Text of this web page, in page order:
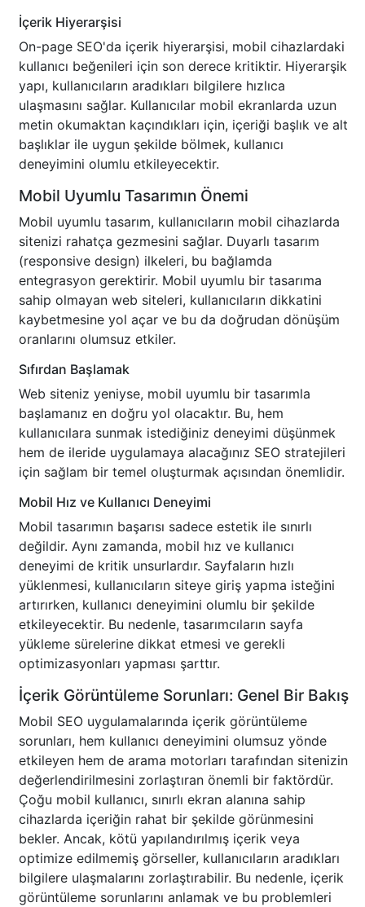
İçerik Hiyerarşisi
On-page SEO'da içerik hiyerarşisi, mobil cihazlardaki
kullanıcı beğenileri için son derece kritiktir. Hiyerarşik
yapı, kullanıcıların aradıkları bilgilere hızlıca
ulaşmasını sağlar. Kullanıcılar mobil ekranlarda uzun
metin okumaktan kaçındıkları için, içeriği başlık ve alt
başlıklar ile uygun şekilde bölmek, kullanıcı
deneyimini olumlu etkileyecektir.
Mobil Uyumlu Tasarımın Önemi
Mobil uyumlu tasarım, kullanıcıların mobil cihazlarda
sitenizi rahatça gezmesini sağlar. Duyarlı tasarım
(responsive design) ilkeleri, bu bağlamda
entegrasyon gerektirir. Mobil uyumlu bir tasarıma
sahip olmayan web siteleri, kullanıcıların dikkatini
kaybetmesine yol açar ve bu da doğrudan dönüşüm
oranlarını olumsuz etkiler.
Sıfırdan Başlamak
Web siteniz yeniyse, mobil uyumlu bir tasarımla
başlamanız en doğru yol olacaktır. Bu, hem
kullanıcılara sunmak istediğiniz deneyimi düşünmek
hem de ileride uygulamaya alacağınız SEO stratejileri
için sağlam bir temel oluşturmak açısından önemlidir.
Mobil Hız ve Kullanıcı Deneyimi
Mobil tasarımın başarısı sadece estetik ile sınırlı
değildir. Aynı zamanda, mobil hız ve kullanıcı
deneyimi de kritik unsurlardır. Sayfaların hızlı
yüklenmesi, kullanıcıların siteye giriş yapma isteğini
artırırken, kullanıcı deneyimini olumlu bir şekilde
etkileyecektir. Bu nedenle, tasarımcıların sayfa
yükleme sürelerine dikkat etmesi ve gerekli
optimizasyonları yapması şarttır.
İçerik Görüntüleme Sorunları: Genel Bir Bakış
Mobil SEO uygulamalarında içerik görüntüleme
sorunları, hem kullanıcı deneyimini olumsuz yönde
etkileyen hem de arama motorları tarafından sitenizin
değerlendirilmesini zorlaştıran önemli bir faktördür.
Çoğu mobil kullanıcı, sınırlı ekran alanına sahip
cihazlarda içeriğin rahat bir şekilde görünmesini
bekler. Ancak, kötü yapılandırılmış içerik veya
optimize edilmemiş görseller, kullanıcıların aradıkları
bilgilere ulaşmalarını zorlaştırabilir. Bu nedenle, içerik
görüntüleme sorunlarını anlamak ve bu problemleri